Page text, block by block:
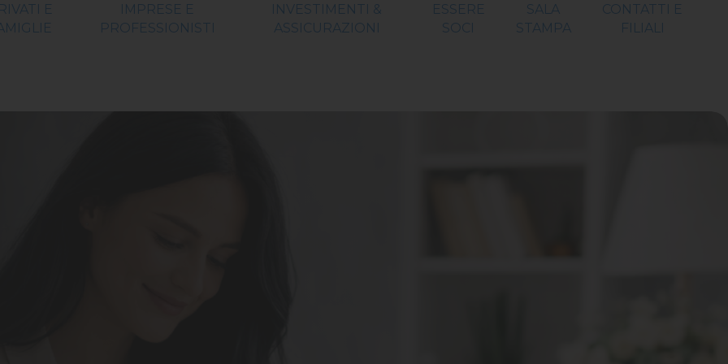
E
IMPRESE E
PROFESSIONISTI
INVESTIMENTI &
ASSICURAZIONI
ESSERE
SOCI
SALA
STAMPA
CONTATTI E
FILIALI